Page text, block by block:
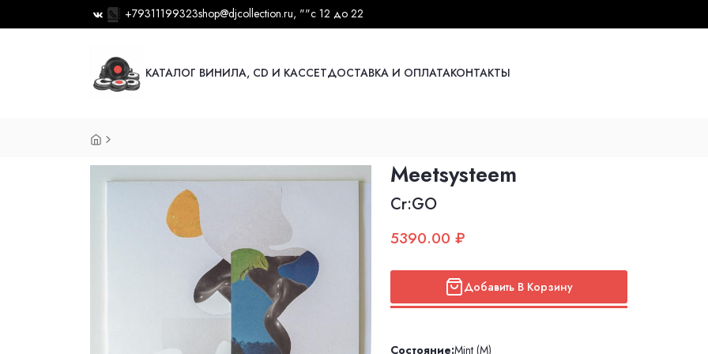
+79311199323shop@djcollection.ru, ""с 12 до 22
КАТАЛОГ ВИНИЛА, CD И КАССЕТДОСТАВКА И ОПЛАТАКОНТАКТЫ
Meetsysteem
Cr:GO
5390.00 ₽
Добавить В Корзину
Состояние:Mint (M)